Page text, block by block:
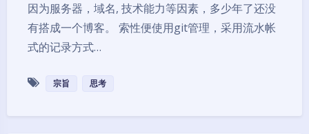
因为服务器，域名, 技术能力等因素，多少年了还没
有搭成一个博客。 索性便使用git管理，采用流水帐
式的记录方式…
宗旨 思考